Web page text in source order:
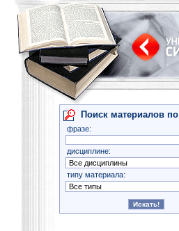
Поиск материалов по
фразе:
дисциплине:
типу материала: